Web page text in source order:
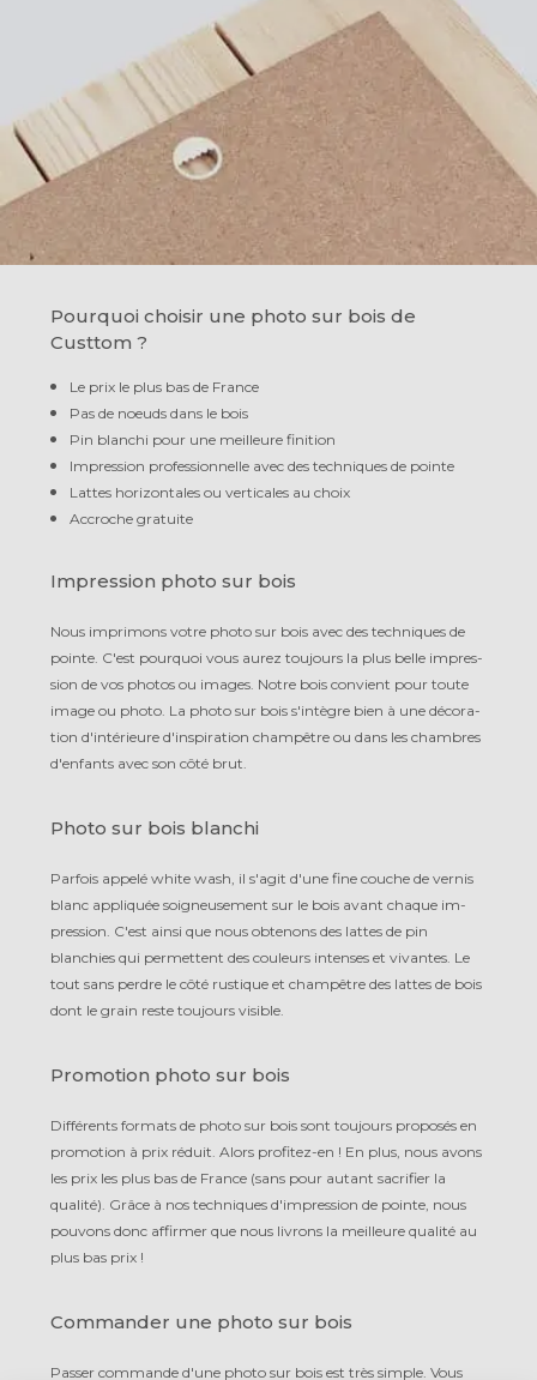
Pourquoi choisir une photo sur bois de
Custtom ?
Le prix le plus bas de France
Pas de noeuds dans le bois
Pin blanchi pour une meilleure finition
Impression professionnelle avec des techniques de pointe
Lattes horizontales ou verticales au choix
Accroche gratuite
Impression photo sur bois
Nous imprimons votre photo sur bois avec des techniques de
pointe. C'est pourquoi vous aurez toujours la plus belle im­pres­
sion de vos photos ou images. Notre bois convient pour toute
image ou photo. La photo sur bois s'intègre bien à une déco­ra­
tion d'intérieure d'inspiration champêtre ou dans les chambres
d'enfants avec son côté brut.
Photo sur bois blanchi
Parfois appelé white wash, il s'agit d'une fine couche de vernis
blanc ap­pli­quée soigneusement sur le bois avant chaque im­
pres­sion. C'est ainsi que nous obtenons des lattes de pin
blanchies qui permettent des cou­leurs intenses et vivantes. Le
tout sans perdre le côté rustique et champêtre des lattes de bois
dont le grain reste toujours visible.
Promotion photo sur bois
Différents formats de photo sur bois sont toujours proposés en
promotion à prix réduit. Alors profitez-en ! En plus, nous avons
les prix les plus bas de France (sans pour autant sa­cri­fier la
qualité). Grâce à nos tech­ni­ques d'impression de pointe, nous
pouvons donc affirmer que nous livrons la meilleure qualité au
plus bas prix !
Commander une photo sur bois
Passer commande d'une photo sur bois est très simple. Vous